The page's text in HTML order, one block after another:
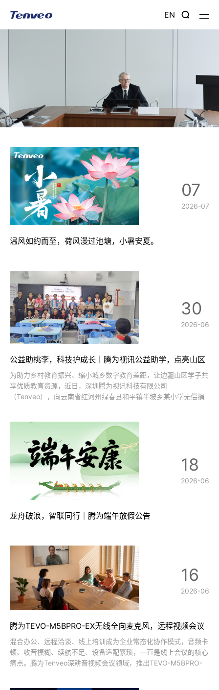
EN
温风如约而至，荷风漫过池塘，小暑安夏。
07
2026-07
公益助桃李，科技护成长｜腾为视讯公益助学，点亮山区
智慧课堂
为助力乡村教育振兴、缩小城乡数字教育差距，让边疆山区学子共
享优质教育资源，近日，深圳腾为视讯科技有限公司
（Tenveo），向云南省红河州绿春县和平镇半坡乡某小学无偿捐
南深山，村寨分散、交通闭塞，属于典型的
30
2026-06
龙舟破浪，智联同行｜腾为端午放假公告
18
2026-06
腾为TEVO-M5BPRO-EX无线全向麦克风，远程视频会议
音频新标准
混合办公、远程洽谈、线上培训成为企业常态化协作模式，音频卡
顿、收音模糊、续航不足、设备适配繁琐，一直是线上会议的核心
痛点。腾为Tenveo深耕音视频会议领域，推出TEVO-M5BPRO-
16
2026-06